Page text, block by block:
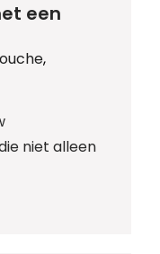
een
,
niet alleen